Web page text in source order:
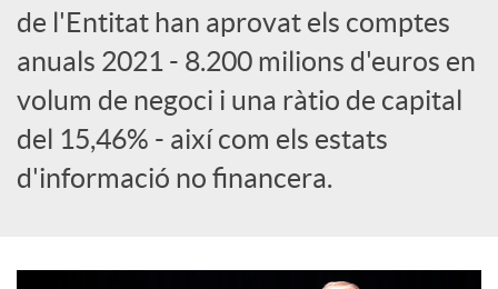
o
c
i
de l'Entitat han aprovat els comptes
anuals 2021 - 8.200 milions d'euros en
volum de negoci i una ràtio de capital
del 15,46% - així com els estats
d'informació no financera.